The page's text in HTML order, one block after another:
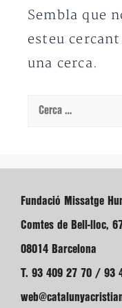
Sembla que
esteu
una cerca.
Cerca:
Fundació Missatge
Comtes de Bell-lloc,
08014 Barcelona
T. 93 409 27 70 / 93